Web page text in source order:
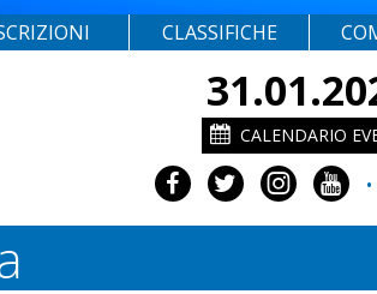
CLASSIFICHE
CALENDARIO
•